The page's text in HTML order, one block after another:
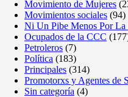
Movimiento de Mujeres
Movimientos sociales (94)
Ni Un Pibe Menos Por La
Ocupados de la CCC
Petroleros (7)
Política (183)
Principales (314)
Promotorxs y Agentes de
Sin categoría (4)